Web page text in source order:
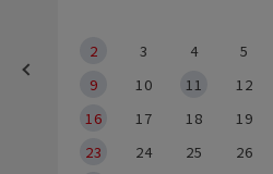
2
3 4 5
9
10 11 12
16
17 18 19
23
24 25 26